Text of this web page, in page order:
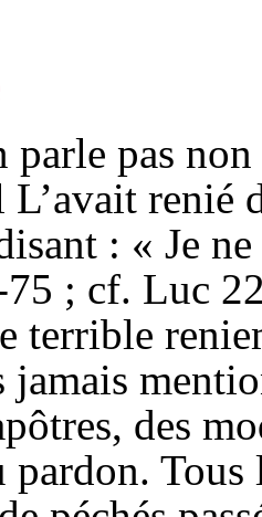
parle pas
renié
: « Je
; cf. Luc
terrible
jamais
des